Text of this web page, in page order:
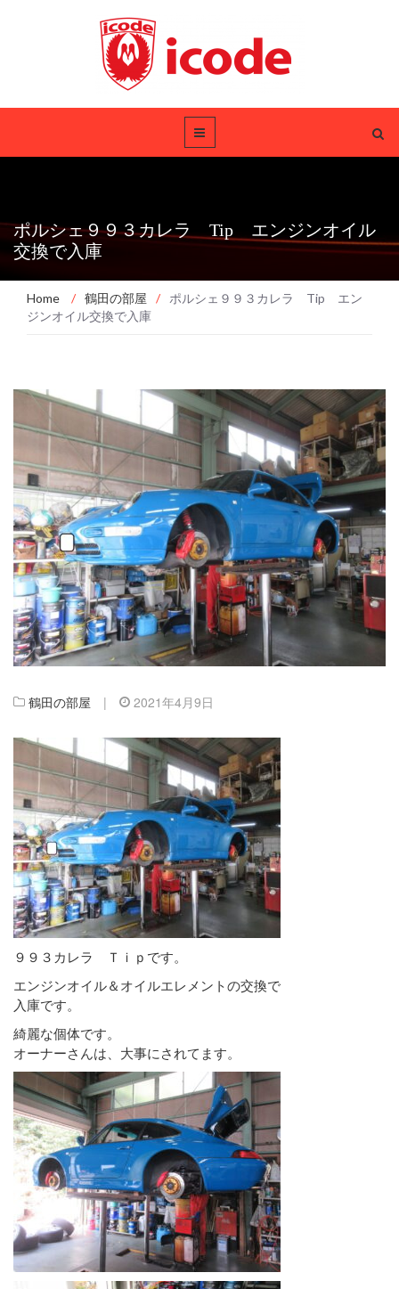
ポルシェ９９３カレラ Tip エンジンオイル
交換で入庫
Home / 鶴田の部屋 /
ポルシェ９９３カレラ Tip エン
ジンオイル交換で入庫
鶴田の部屋 | 2021年4月9日
９９３カレラ Ｔｉｐです。
エンジンオイル＆オイルエレメントの交換で
入庫です。
綺麗な個体です。
オーナーさんは、大事にされてます。